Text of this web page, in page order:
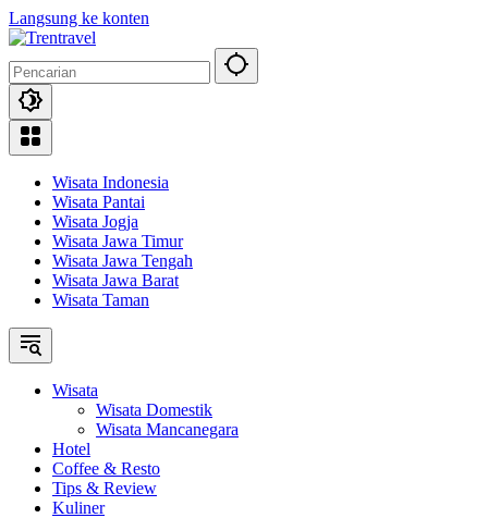
Langsung ke konten
Wisata Indonesia
Wisata Pantai
Wisata Jogja
Wisata Jawa Timur
Wisata Jawa Tengah
Wisata Jawa Barat
Wisata Taman
Wisata
Wisata Domestik
Wisata Mancanegara
Hotel
Coffee & Resto
Tips & Review
Kuliner